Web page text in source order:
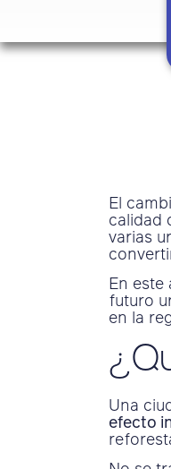
El
calidad
varias
En
futuro
en la
Una
efecto